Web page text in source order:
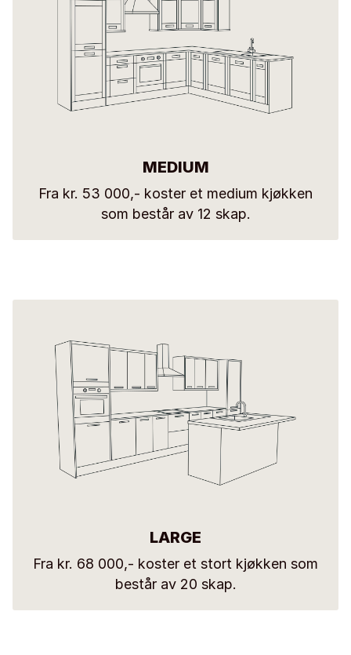
MEDIUM
Fra kr. 53 000,- koster et medium kjøkken
som består av 12 skap.
LARGE
Fra kr. 68 000,- koster et stort kjøkken som
består av 20 skap.